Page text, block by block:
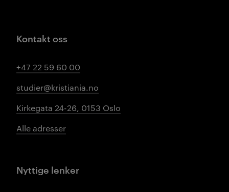
Kontakt oss
+47 22 59 60 00
studier@kristiania.no
Kirkegata 24-26, 0153 Oslo
Alle adresser
Nyttige lenker